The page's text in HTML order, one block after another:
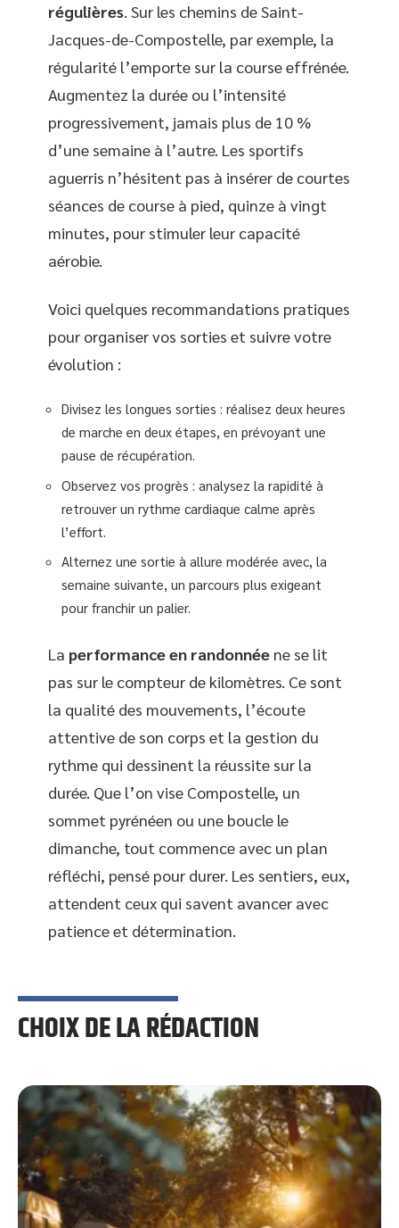
régulières. Sur les chemins de Saint-
Jacques-de-Compostelle, par exemple, la
régularité l’emporte sur la course effrénée.
Augmentez la durée ou l’intensité
progressivement, jamais plus de 10 %
d’une semaine à l’autre. Les sportifs
aguerris n’hésitent pas à insérer de courtes
séances de course à pied, quinze à vingt
minutes, pour stimuler leur capacité
aérobie.
Voici quelques recommandations pratiques
pour organiser vos sorties et suivre votre
évolution :
Divisez les longues sorties : réalisez deux heures
de marche en deux étapes, en prévoyant une
pause de récupération.
Observez vos progrès : analysez la rapidité à
retrouver un rythme cardiaque calme après
l’effort.
Alternez une sortie à allure modérée avec, la
semaine suivante, un parcours plus exigeant
pour franchir un palier.
La performance en randonnée ne se lit
pas sur le compteur de kilomètres. Ce sont
la qualité des mouvements, l’écoute
attentive de son corps et la gestion du
rythme qui dessinent la réussite sur la
durée. Que l’on vise Compostelle, un
sommet pyrénéen ou une boucle le
dimanche, tout commence avec un plan
réfléchi, pensé pour durer. Les sentiers, eux,
attendent ceux qui savent avancer avec
patience et détermination.
CHOIX DE LA RÉDACTION